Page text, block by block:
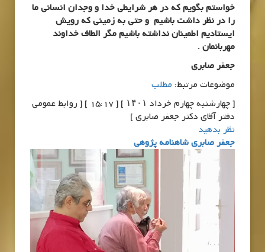
خواستم بگویم که در هر شرایطی خدا و وجدان انسانی ما
را در نظر داشت باشیم و حتی به زمینی که رویش
ایستادیم اطمینان نداشته باشیم مگر الطاف خداوند
مهربانمان .
جعفر صابری
موضوعات مرتبط: مطلب
[ چهارشنبه چهارم خرداد ۱۴۰۱ ] [ 15:17 ] [ روابط عمومی
دفتر آقای دکتر جعفر صابری ]
نظر بدهید
جعفر صابری شاهنامه پژوهی